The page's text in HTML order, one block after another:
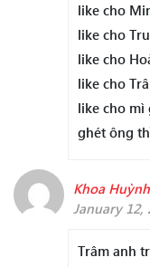
like cho
like cho
like cho
like cho
like cho mì
ghét ông
Khoa
January 12,
Trâm anh